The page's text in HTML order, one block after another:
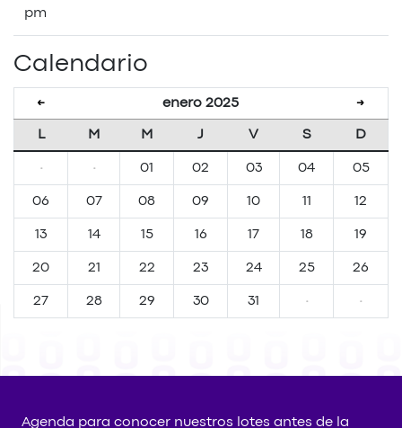
pm
Calendario
← enero 2025 →
L M M J V S D
· · 01 02 03 04 05
06 07 08 09 10 11 12
13 14 15 16 17 18 19
20 21 22 23 24 25 26
27 28 29 30 31 · ·
Agenda para conocer nuestros lotes antes de la